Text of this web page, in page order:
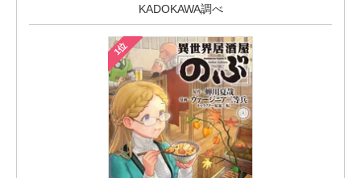
KADOKAWA調べ
1位